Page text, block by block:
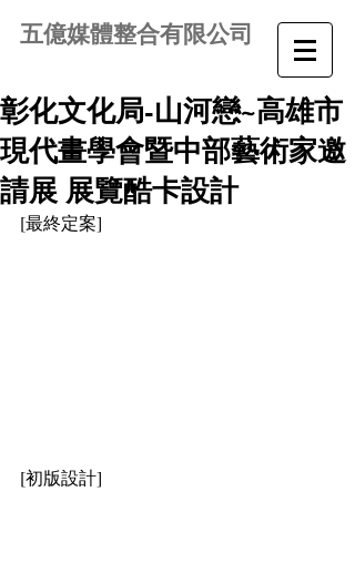
五億媒體整合有限公司
彰化文化局-山河戀~高雄市
現代畫學會暨中部藝術家邀
請展 展覽酷卡設計
[最終定案]
[初版設計]